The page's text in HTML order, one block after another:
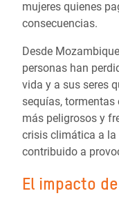
mujeres quienes
consecuencias.
Desde
personas han
vida y a sus seres
sequías, tormentas
más peligrosos y
crisis climática a la
contribuido a
El impacto